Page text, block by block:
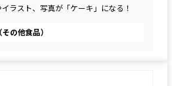
ラスト、写真が「ケーキ」になる！
の他食品）